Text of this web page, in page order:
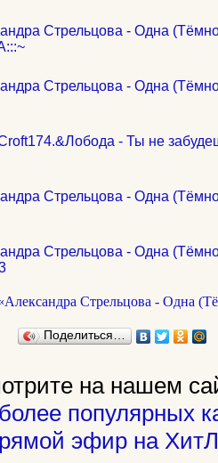
Стрельцова - Одна
Стрельцова - Одна
- Ты не
Стрельцова - Одна
Стрельцова - Одна
Поделиться…
на нашем
популярных
эфир на